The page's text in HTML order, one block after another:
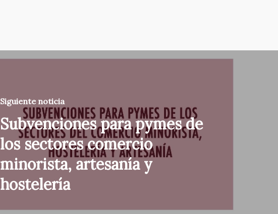
Siguiente noticia
Subvenciones para pymes de
los sectores comercio
minorista, artesanía y
hostelería